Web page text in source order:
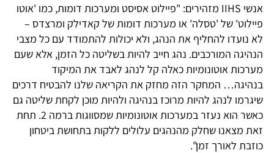
אנשי IIHS מזהירים: "פיילוט אסיסט ומערכות דומות, כמו 'אוטו
פיילוט' של 'טסלה' או מערכות דומות של קאדילק ומרצדס –
לא נועדו להחליף את הנהג, ולא יכולות להתמודד עם כל מצבי
הנהיגה המורכבים. נהג חייב להיות בשליטה כל הזמן, אלא שעם
מערכות אוטונומיות כאלה קל לנהג לאבד את המיקוד
בנהיגה… המחקר הזה מחזק את הקריאה שלנו להבטיח דרכים
שיגרמו לנהג להיות מרוכז בנהיגה ולהיות מוכן לקחת שליטה גם
כאשר הוא נעזר במערכות אוטונומיות שמסווגות ברמה 2. תחת
זאת מצאנו שחלק מהנהגים עלולים ללקות בתחושת ביטחון
כוזבת לאורך זמן".